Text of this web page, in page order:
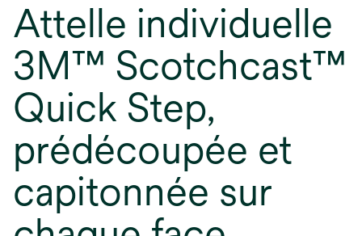
Attelle individuelle
3M™ Scotchcast™
Quick Step,
prédécoupée et
capitonnée sur